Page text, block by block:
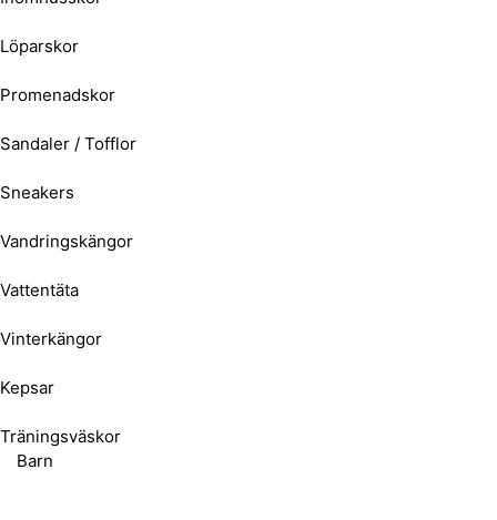
Löparskor
Promenadskor
Sandaler / Tofflor
Sneakers
Vandringskängor
Vattentäta
Vinterkängor
Kepsar
Träningsväskor
Barn